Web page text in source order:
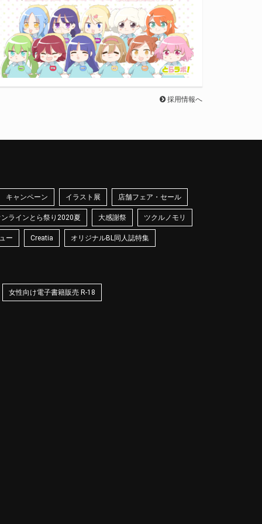
採用情報へ
キャンペーン イラスト展 店舗フェア・セール
ラインとら祭り2020夏 大感謝祭 ツクルノモリ
ー Creatia オリジナルBL同人誌特集
女性向け電子書籍販売 R-18